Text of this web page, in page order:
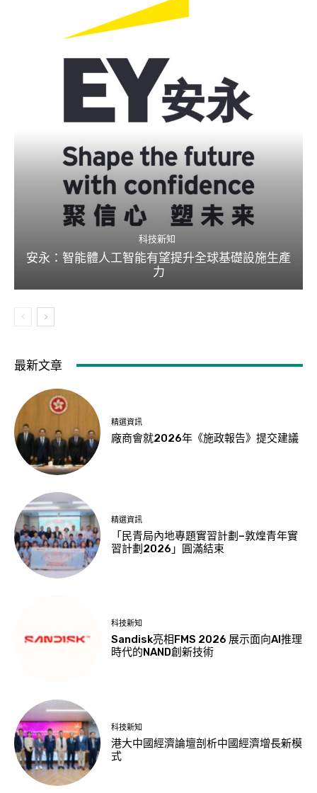
科技新知
安永：智能體人工智能有望提升全球基礎設施生產
力
最新文章
精選資訊
廠商會就2026年《施政報告》提交建議
精選資訊
「民青局內地專題實習計劃–敦煌青年實
習計劃2026」圓滿結束
科技新知
Sandisk亮相FMS 2026 展示面向AI推理
時代的NAND創新技術
科技新知
港大中國經濟論壇剖析中國經濟增長新模
式